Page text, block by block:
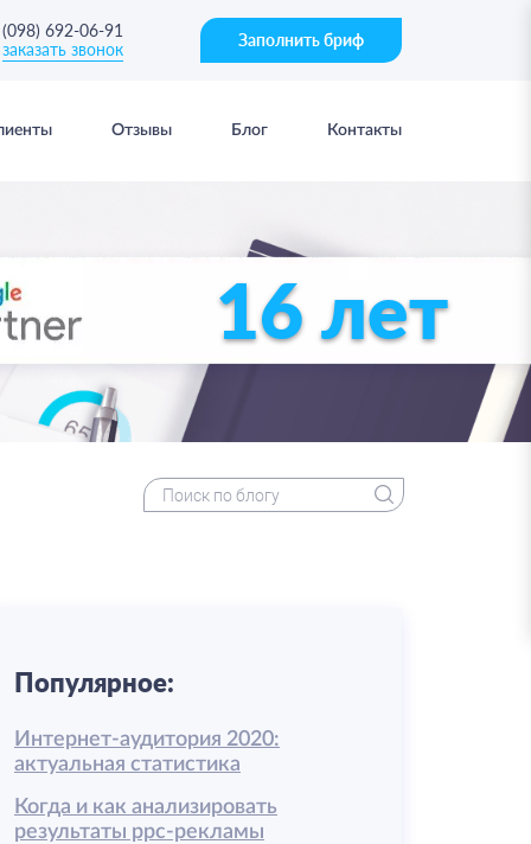
(098) 692-06-91
заказать звонок
Заполнить бриф
Отзывы Блог Контакты
16 лет
Популярное:
Интернет-аудитория 2020:
актуальная статистика
Когда и как анализировать
результаты ррс-рекламы